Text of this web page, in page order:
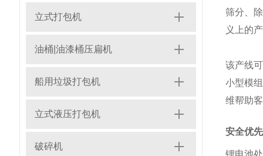
立式打包机
油桶|油漆桶压扁机
船用垃圾打包机
立式液压打包机
破碎机
筛分、
义上的
该产线
小型模
维帮助
安全优
锂电池